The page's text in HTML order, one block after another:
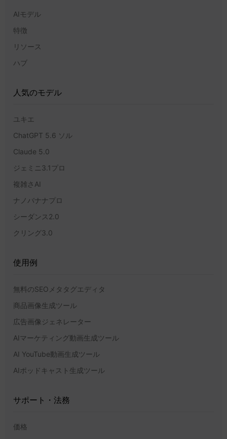
AIモデル
特徴
リソース
ハブ
人気のモデル
ユキエ
ChatGPT 5.6 ソル
Claude 5.0
ジェミニ3.1プロ
複雑さAI
ナノバナナプロ
シーダンス2.0
クリング3.0
使用例
無料のSEOメタタグエディタ
商品画像生成ツール
広告画像ジェネレーター
AIマーケティング動画生成ツール
AI YouTube動画生成ツール
AIポッドキャスト生成ツール
サポート・法務
価格